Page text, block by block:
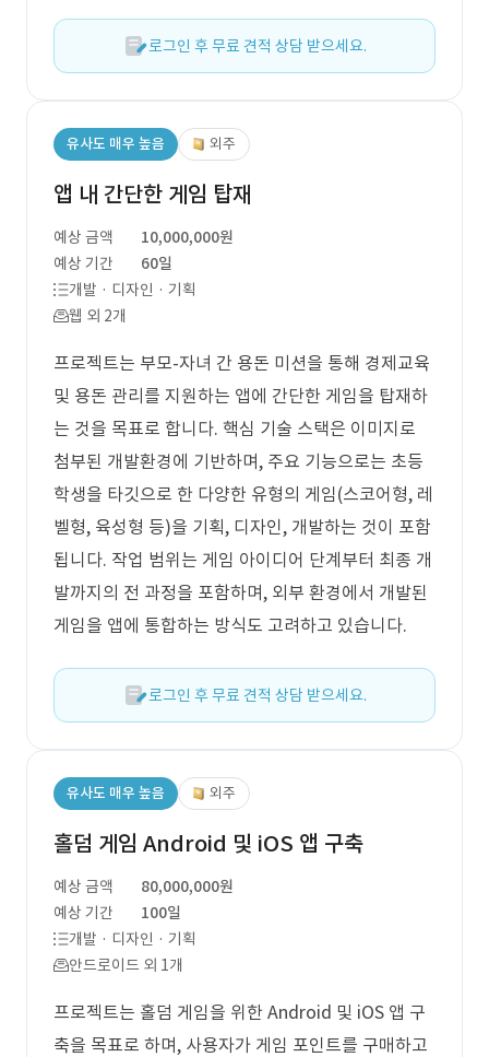
로그인 후 무료 견적 상담 받으세요.
유사도 매우 높음 외주
앱 내 간단한 게임 탑재
예상 금액
10,000,000원
예상 기간
60일
개발 · 디자인 · 기획
웹 외 2개
프로젝트는 부모-자녀 간 용돈 미션을 통해 경제교육
및 용돈 관리를 지원하는 앱에 간단한 게임을 탑재하
는 것을 목표로 합니다. 핵심 기술 스택은 이미지로
첨부된 개발환경에 기반하며, 주요 기능으로는 초등
학생을 타깃으로 한 다양한 유형의 게임(스코어형, 레
벨형, 육성형 등)을 기획, 디자인, 개발하는 것이 포함
됩니다. 작업 범위는 게임 아이디어 단계부터 최종 개
발까지의 전 과정을 포함하며, 외부 환경에서 개발된
게임을 앱에 통합하는 방식도 고려하고 있습니다.
로그인 후 무료 견적 상담 받으세요.
유사도 매우 높음 외주
홀덤 게임 Android 및 iOS 앱 구축
예상 금액
80,000,000원
예상 기간
100일
개발 · 디자인 · 기획
안드로이드 외 1개
프로젝트는 홀덤 게임을 위한 Android 및 iOS 앱 구
축을 목표로 하며, 사용자가 게임 포인트를 구매하고